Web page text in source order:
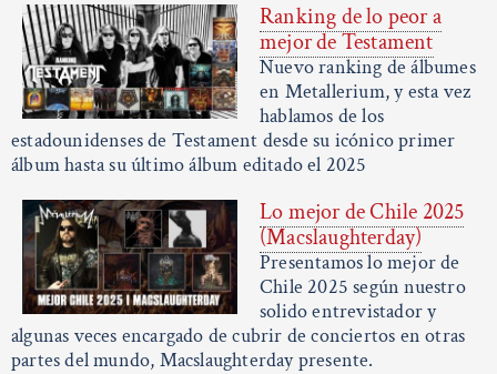
Ranking de lo peor a
mejor de Testament
Nuevo ranking de álbumes
en Metallerium, y esta vez
hablamos de los
estadounidenses de Testament desde su icónico primer
álbum hasta su último álbum editado el 2025
Lo mejor de Chile 2025
(Macslaughterday)
Presentamos lo mejor de
Chile 2025 según nuestro
solido entrevistador y
algunas veces encargado de cubrir de conciertos en otras
partes del mundo, Macslaughterday presente.